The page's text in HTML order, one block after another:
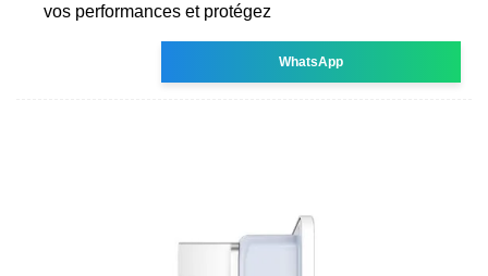
vos performances et protégez
WhatsApp